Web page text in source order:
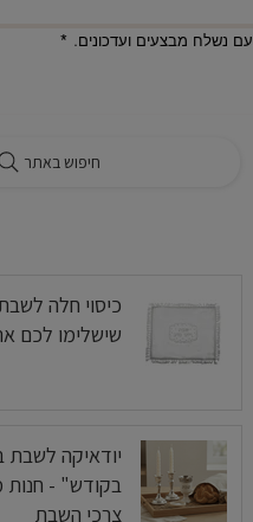
נשלח מבצעים ועדכונים. *
חיפוש באתר
כיסוי חלה
שישלימו לכם
יודאיקה לשבת
בקודש" - חנות
צרכי השבת